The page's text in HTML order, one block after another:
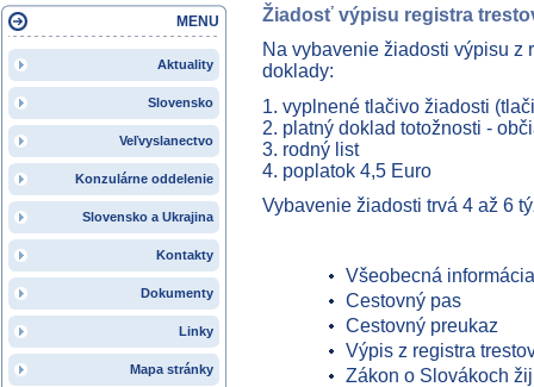
MENU
Aktuality
Slovensko
Veľvyslanectvo
Konzulárne oddelenie
Slovensko a Ukrajina
Kontakty
Dokumenty
Linky
Mapa stránky
Žiadosť výpisu registra
Na vybavenie žiadosti výpisu z
doklady:
1. vyplnené tlačivo žiadosti
2. platný doklad totožnosti -
3. rodný list
4. poplatok 4,5 Euro
Vybavenie žiadosti trvá 4 až 6
Všeobecná informácia
Cestovný pas
Cestovný preukaz
Výpis z registra
Zákon o Slovákoch